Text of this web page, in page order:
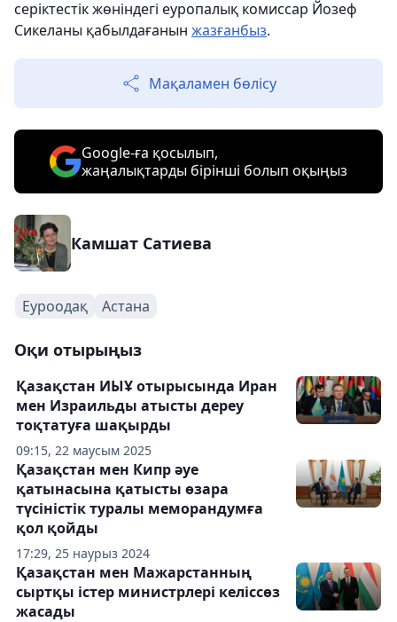
серіктестік жөніндегі еуропалық комиссар Йозеф
Сикеланы қабылдағанын жазғанбыз.
Мақаламен бөлісу
Google-ға қосылып,
жаңалықтарды бірінші болып оқыңыз
Камшат Сатиева
Еуроодақ Астана
Оқи отырыңыз
09:15, 22 маусым 2025
Қазақстан ИЫҰ отырысында Иран
мен Израильды атысты дереу
тоқтатуға шақырды
17:29, 25 наурыз 2024
Қазақстан мен Кипр әуе
қатынасына қатысты өзара
түсіністік туралы меморандумға
қол қойды
Қазақстан мен Мажарстанның
сыртқы істер министрлері келіссөз
жасады